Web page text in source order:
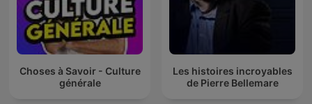
Choses à Savoir - Culture
générale
Les histoires incroyables
de Pierre Bellemare